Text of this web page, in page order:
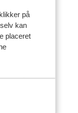
på
kan
placeret